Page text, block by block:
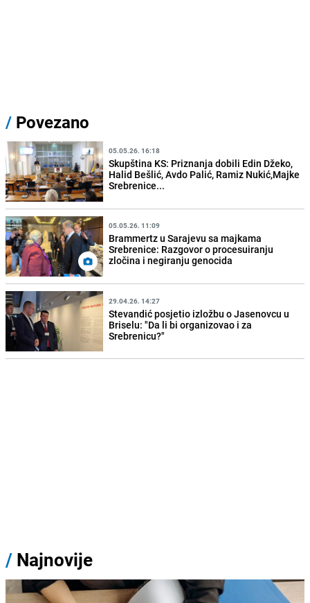
/ Povezano
05.05.26. 16:18
Skupština KS: Priznanja dobili Edin Džeko,
Halid Bešlić, Avdo Palić, Ramiz Nukić,Majke
Srebrenice...
05.05.26. 11:09
Brammertz u Sarajevu sa majkama
Srebrenice: Razgovor o procesuiranju
zločina i negiranju genocida
29.04.26. 14:27
Stevandić posjetio izložbu o Jasenovcu u
Briselu: "Da li bi organizovao i za
Srebrenicu?"
/ Najnovije